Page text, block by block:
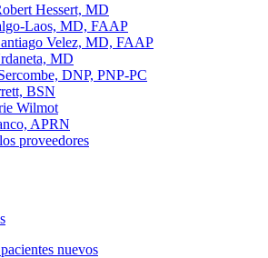
Hessert, MD
Laos, MD, FAAP
Velez, MD, FAAP
MD
DNP, PNP-PC
BSN
Wilmot
APRN
proveedores
nuevos